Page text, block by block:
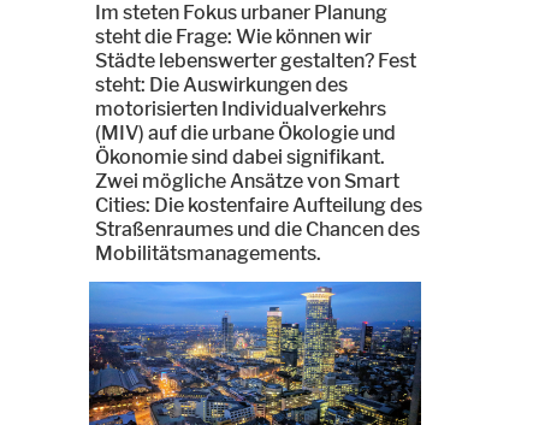
Im steten Fokus urbaner Planung
steht die Frage: Wie können wir
Städte lebenswerter gestalten? Fest
steht: Die Auswirkungen des
motorisierten Individualverkehrs
(MIV) auf die urbane Ökologie und
Ökonomie sind dabei signifikant.
Zwei mögliche Ansätze von Smart
Cities: Die kostenfaire Aufteilung des
Straßenraumes und die Chancen des
Mobilitätsmanagements.